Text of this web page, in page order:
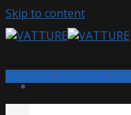
Skip to content
/ /